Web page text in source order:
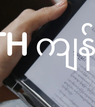
G H I J
Q R S
X Y Z
ALL
Trusted
to
Dedicated
healthcare
Shin
A Top-Tier
Local and
က